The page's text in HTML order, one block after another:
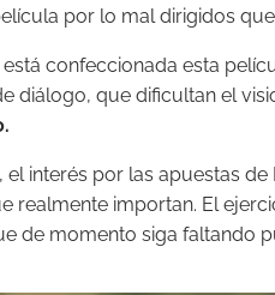
por lo mal dirigidos
confeccionada esta
diálogo, que dificultan el
interés por las apuestas de
realmente importan. El
de momento siga faltando